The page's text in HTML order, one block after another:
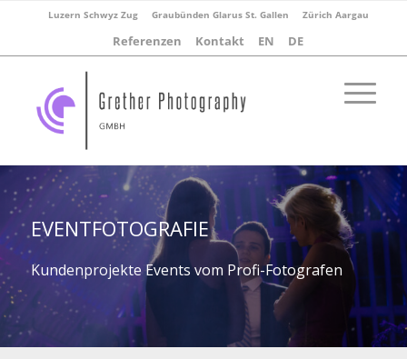
Luzern Schwyz Zug Graubünden Glarus St. Gallen Zürich Aargau
Referenzen Kontakt EN DE
EVENTFOTOGRAFIE
Kundenprojekte Events vom Profi-Fotografen